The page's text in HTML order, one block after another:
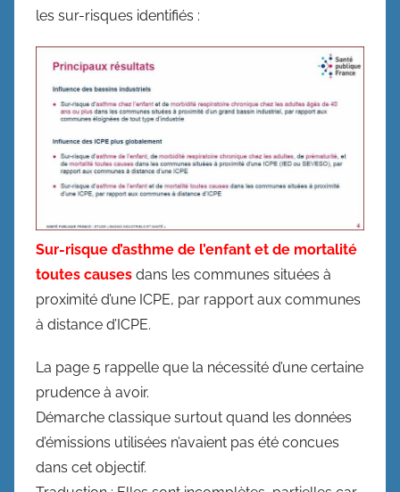
les sur-risques identifiés :
Sur-risque d’asthme de l’enfant et de mortalité
toutes causes dans les communes situées à
proximité d’une ICPE, par rapport aux communes
à distance d’ICPE.
La page 5 rappelle que la nécessité d’une certaine
prudence à avoir.
Démarche classique surtout quand les données
d’émissions utilisées n’avaient pas été concues
dans cet objectif.